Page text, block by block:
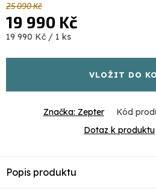
25 090 Kč
19 990 Kč
Měrná
19 990 Kč / 1 ks
VLOŽIT DO
Značka: Zepter Kód
Dotaz k produktu
Popis produktu